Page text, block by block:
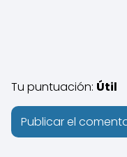
Tu puntuación: Útil